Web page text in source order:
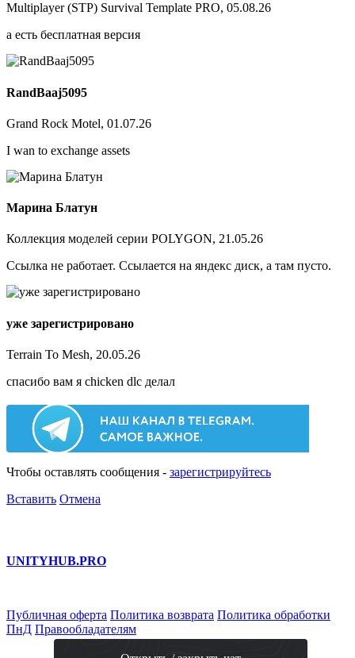
Multiplayer (STP) Survival Template PRO, 05.08.26
а есть бесплатная версия
RandBaaj5095
Grand Rock Motel, 01.07.26
I wan to exchange assets
Марина Блатун
Коллекция моделей серии POLYGON, 21.05.26
Ссылка не работает. Ссылается на яндекс диск, а там пусто.
уже зарегистрировано
Terrain To Mesh, 20.05.26
спасибо вам я chicken dlc делал
Чтобы оставлять сообщения - зарегистрируйтесь
Вставить Отмена
UNITYHUB.PRO
Публичная оферта Политика возврата Политика обработки
ПнД Правообладателям